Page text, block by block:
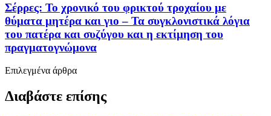
Σέρρες: Το χρονικό του φρικτού τροχαίου με
θύματα μητέρα και γιο – Τα συγκλονιστικά λόγια
του πατέρα και συζύγου και η εκτίμηση του
πραγματογνώμονα
Επιλεγμένα άρθρα
Διαβάστε επίσης